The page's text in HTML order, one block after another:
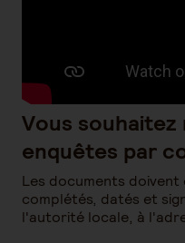
Vous
enquêtes par
Les documents
complétés, datés et
l'autorité locale, à